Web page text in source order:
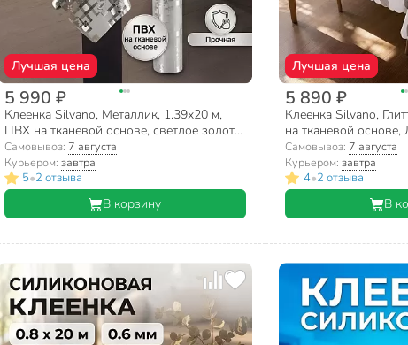
Лучшая цена
5 990 ₽
Клеенка Silvano, Металлик, 1.39х20 м,
ПВХ на тканевой основе, светлое золото,
PW218-035
Самовывоз: 7 августа
Курьером: завтра
5•2 отзыва
В корзину
Лучшая цена
5 890 ₽
Клеенка Silvano,
на тканевой
Самовывоз: 7 августа
Курьером: завтра
4•2 отзыва
В